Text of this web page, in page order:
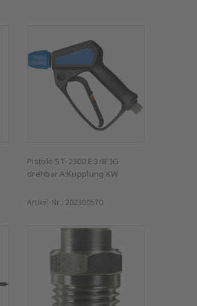
Pistole ST-2300 E:3/8"IG
drehbar A:Kupplung KW
Artikel-Nr.: 202300570